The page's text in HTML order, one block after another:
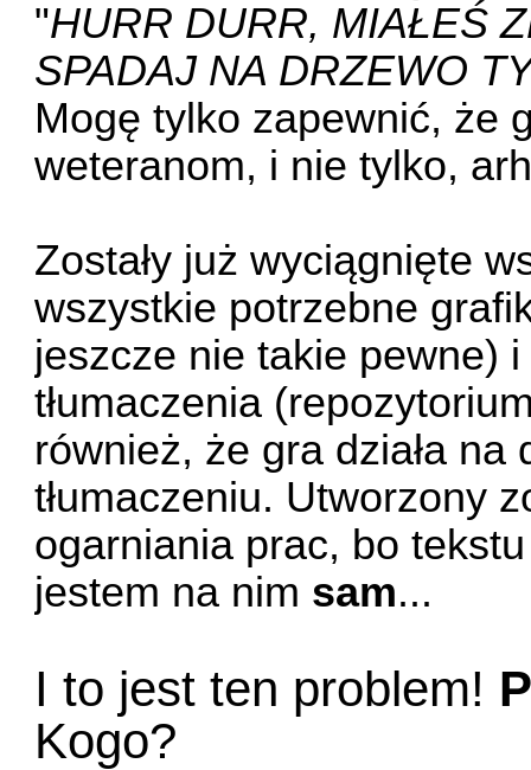
"HURR DURR, MIAŁEŚ
SPADAJ NA DRZEWO
Mogę tylko zapewnić, że
weteranom, i nie tylko,
Zostały już wyciągnięte
wszystkie potrzebne
jeszcze nie takie pewne)
tłumaczenia
również, że gra działa
tłumaczeniu. Utworzony
ogarniania prac, bo
jestem na nim sam...
I to jest ten problem!
Kogo?